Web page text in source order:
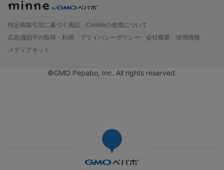
特定商取引法に基づく表記
Cookieの使用について
広告識別子の取得・利用
プライバシーポリシー 会社概要
採用情報
メディアキット
©GMO Pepabo, Inc. All rights reserved.